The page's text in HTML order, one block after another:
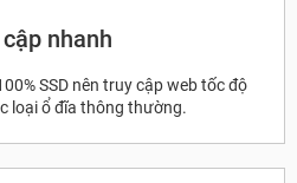
nhanh
SSD nên truy cập web tốc độ
loại ổ đĩa thông thường.